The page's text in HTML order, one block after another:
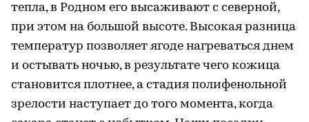
тепла, в Родном его высаживают с северной,
при этом на большой высоте. Высокая разница
температур позволяет ягоде нагреваться днем
и остывать ночью, в результате чего кожица
становится плотнее, а стадия полифенольной
зрелости наступает до того момента, когда